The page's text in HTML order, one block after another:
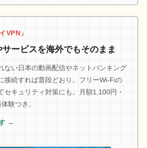
VPN」
サービスを海外でもそのまま
ない日本の動画配信やネットバンキング
接続すれば普段どおり。フリーWi-Fiの
セキュリティ対策にも。月額1,100円・
験つき。
→